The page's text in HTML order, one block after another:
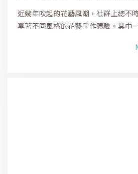
近幾年吹起的花藝風潮，社群上總不
享著不同風格的花藝手作體驗。其中